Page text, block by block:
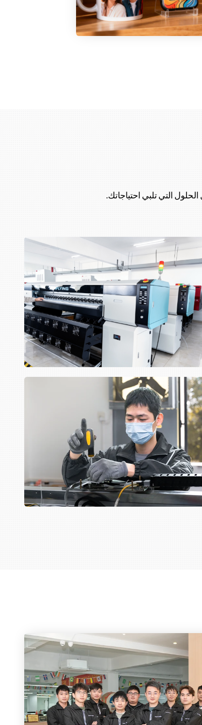
التي تلبي احتياجاتك.